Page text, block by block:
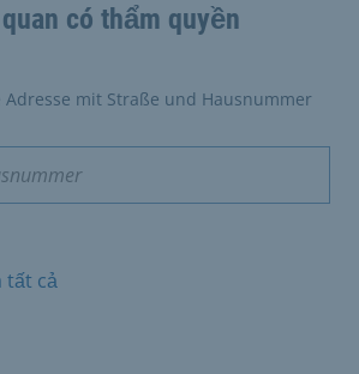
có thẩm quyền
Adresse mit Straße und Hausnummer
tất cả